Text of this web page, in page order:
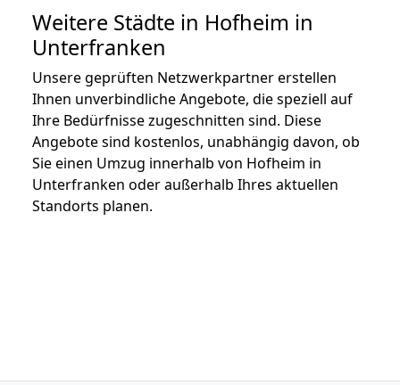
Weitere Städte in Hofheim in
Unterfranken
Unsere geprüften Netzwerkpartner erstellen
Ihnen unverbindliche Angebote, die speziell auf
Ihre Bedürfnisse zugeschnitten sind. Diese
Angebote sind kostenlos, unabhängig davon, ob
Sie einen Umzug innerhalb von Hofheim in
Unterfranken oder außerhalb Ihres aktuellen
Standorts planen.